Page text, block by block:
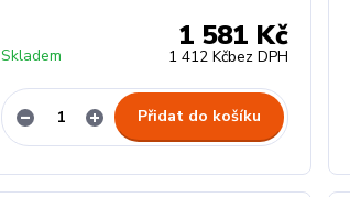
1 581 Kč
1 412 Kčbez DPH
Skladem
Přidat do košíku